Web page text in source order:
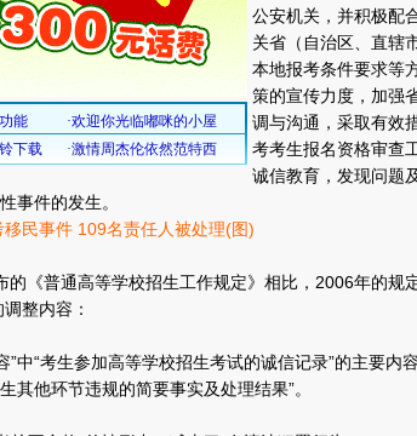
公安机关，并积极配
关省（自治区、直辖
本地报考条件要求等
策的宣传力度，加强
调与沟通，采取有效
考考生报名资格审查
诚信教育，发现问题
事件的发生。
移民事件 109名责任人被处理(图)
《普通高等学校招生工作规定》相比，2006年的规
整内容：
“考生参加高等学校招生考试的诚信记录”的主要内
其他环节违规的简要事实及处理结果”。